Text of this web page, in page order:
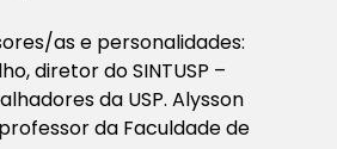
as e personalidades:
diretor do SINTUSP –
da USP. Alysson
da Faculdade de